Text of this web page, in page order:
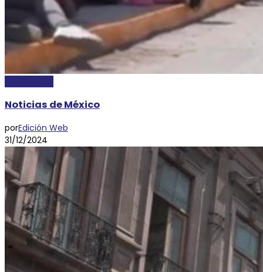
Noticias de México
porEdición Web
31/12/2024